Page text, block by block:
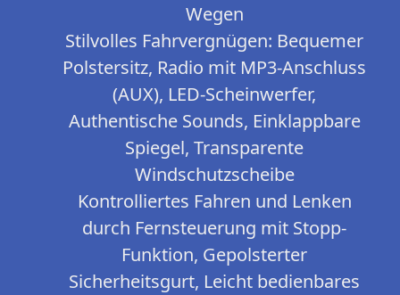
Wegen
Stilvolles Fahrvergnügen: Bequemer
Polstersitz, Radio mit MP3-Anschluss
(AUX), LED-Scheinwerfer,
Authentische Sounds, Einklappbare
Spiegel, Transparente
Windschutzscheibe
Kontrolliertes Fahren und Lenken
durch Fernsteuerung mit Stopp-
Funktion, Gepolsterter
Sicherheitsgurt, Leicht bedienbares